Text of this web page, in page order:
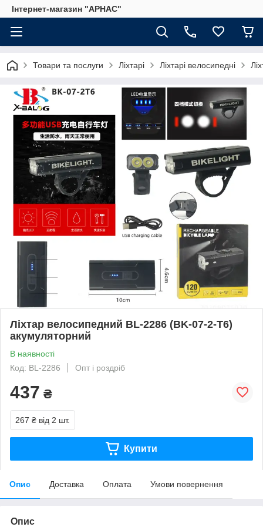
Інтернет-магазин "АРНАС"
Товари та послуги Ліхтарі Ліхтарі велосипедні
Ліхтар велосипедний BL-2286 (BK-07-2-T6)
акумуляторний
В наявності
Код: BL-2286
Опт і роздріб
437 ₴
267 ₴ від 2 шт.
Купити
Опис Доставка Оплата Умови повернення
Опис